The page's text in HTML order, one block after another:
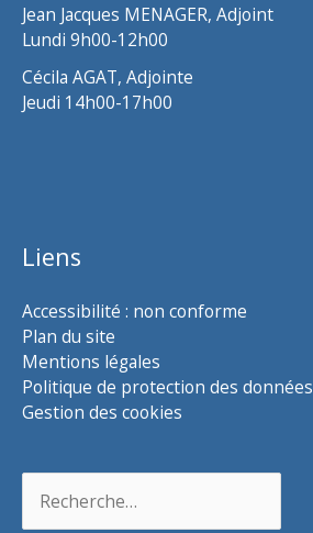
Jean Jacques MENAGER, Adjoint
Lundi 9h00-12h00
Cécila AGAT, Adjointe
Jeudi 14h00-17h00
Liens
Accessibilité : non conforme
Plan du site
Mentions légales
Politique de protection des données
Gestion des cookies